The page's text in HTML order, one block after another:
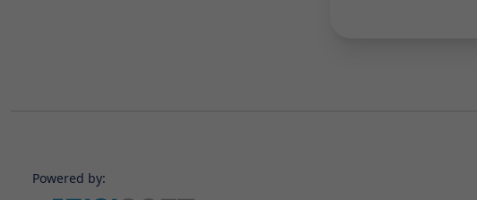
Powered by: